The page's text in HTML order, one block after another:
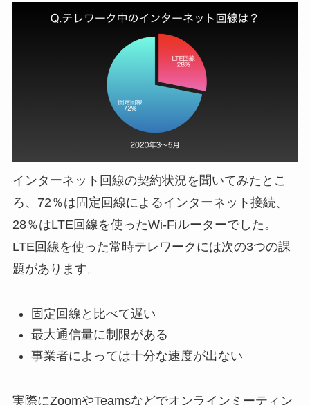
インターネット回線の契約状況を聞いてみたとこ
ろ、72％は固定回線によるインターネット接続、
28％はLTE回線を使ったWi-Fiルーターでした。
LTE回線を使った常時テレワークには次の3つの課
題があります。
固定回線と比べて遅い
最大通信量に制限がある
事業者によっては十分な速度が出ない
実際にZoomやTeamsなどでオンラインミーティン